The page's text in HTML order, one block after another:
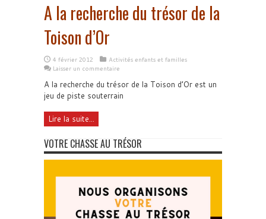
A la recherche du trésor de la
Toison d’Or
4 février 2012
Activités enfants et familles
Laisser un commentaire
A la recherche du trésor de la Toison d’Or est un
jeu de piste souterrain
Lire la suite...
VOTRE CHASSE AU TRÉSOR